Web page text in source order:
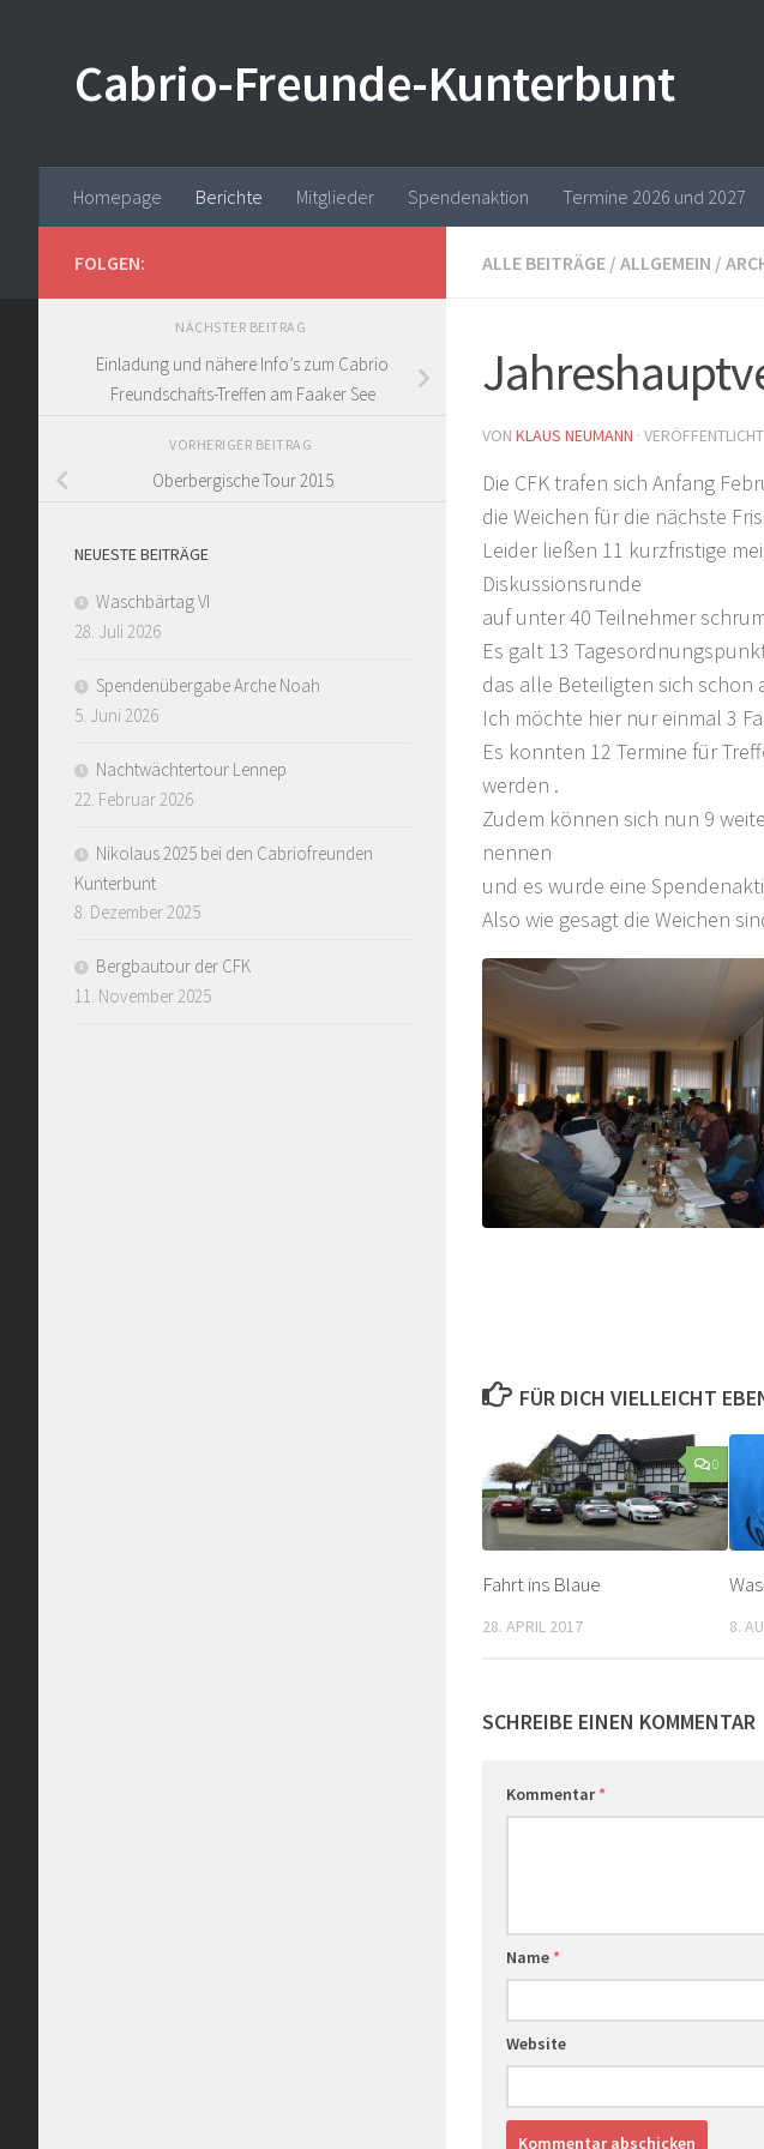
Cabrio-Freunde-Kunterbunt
Homepage Berichte Mitglieder Spendenaktion Termine 2026 und 2027
ALLE BEITRÄGE / ALLGEMEIN /
VON KLAUS NEUMANN · VERÖFFENTLICHT
Die CFK trafen sich Anfang
die Weichen für die nächste
Leider ließen 11 kurzfristige
Diskussionsrunde
auf unter 40 Teilnehmer
Es galt 13
das alle Beteiligten sich schon
Ich möchte hier nur einmal 3
Es konnten 12 Termine für
werden .
Zudem können sich nun 9
nennen
und es wurde eine
Also wie gesagt die Weichen
FÜR DICH VIELLEICHT
0
Fahrt ins Blaue
28. APRIL 2017 8.
SCHREIBE EINEN KOMMENTAR
Kommentar*
Name *
Website
FOLGEN:
NÄCHSTER BEITRAG
Einladung und nähere Info’s zum Cabrio
Freundschafts-Treffen am Faaker See
VORHERIGER BEITRAG
Oberbergische Tour 2015
NEUESTE BEITRÄGE
Waschbärtag VI
28. Juli 2026
Spendenübergabe Arche Noah
5. Juni 2026
Nachtwächtertour Lennep
22. Februar 2026
Nikolaus 2025 bei den Cabriofreunden
Kunterbunt
8. Dezember 2025
Bergbautour der CFK
11. November 2025